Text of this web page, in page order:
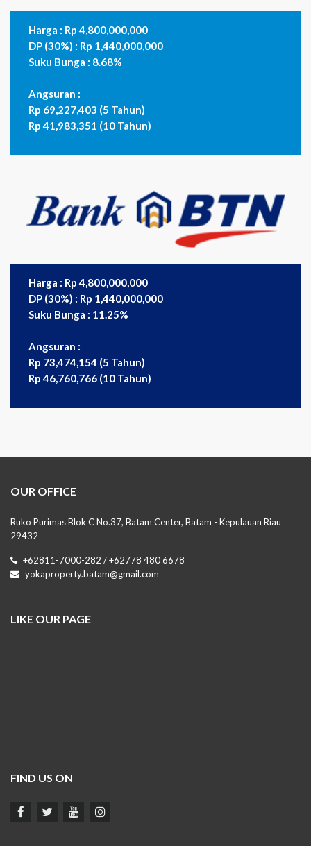
Harga : Rp 4,800,000,000
DP (30%) : Rp 1,440,000,000
Suku Bunga : 8.68%
Angsuran :
Rp 69,227,403 (5 Tahun)
Rp 41,983,351 (10 Tahun)
Harga : Rp 4,800,000,000
DP (30%) : Rp 1,440,000,000
Suku Bunga : 11.25%
Angsuran :
Rp 73,474,154 (5 Tahun)
Rp 46,760,766 (10 Tahun)
OUR OFFICE
Ruko Purimas Blok C No.37, Batam Center, Batam - Kepulauan Riau
29432
+62811-7000-282 / +62778 480 6678
yokaproperty.batam@gmail.com
LIKE OUR PAGE
FIND US ON